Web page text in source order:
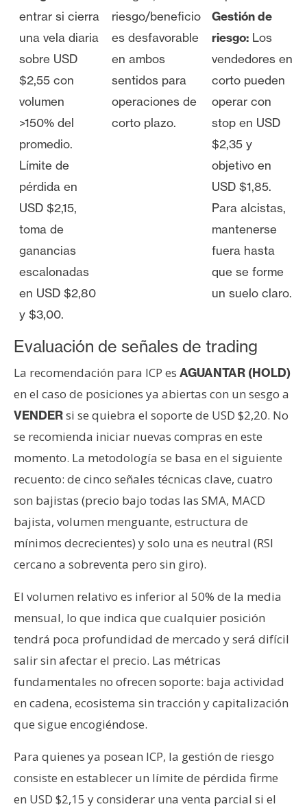
entrar si cierra
una vela diaria
sobre USD
$2,55 con
volumen
>150% del
promedio.
Límite de
pérdida en
USD $2,15,
toma de
ganancias
escalonadas
en USD $2,80
y $3,00.
riesgo/beneficio
es desfavorable
en ambos
sentidos para
operaciones de
corto plazo.
Gestión de
riesgo: Los
vendedores en
corto pueden
operar con
stop en USD
$2,35 y
objetivo en
USD $1,85.
Para alcistas,
mantenerse
fuera hasta
que se forme
un suelo claro.
Evaluación de señales de trading
La recomendación para ICP es AGUANTAR (HOLD)
en el caso de posiciones ya abiertas con un sesgo a
VENDERsi se quiebra el soporte de USD $2,20. No
se recomienda iniciar nuevas compras en este
momento. La metodología se basa en el siguiente
recuento: de cinco señales técnicas clave, cuatro
son bajistas (precio bajo todas las SMA, MACD
bajista, volumen menguante, estructura de
mínimos decrecientes) y solo una es neutral (RSI
cercano a sobreventa pero sin giro).
El volumen relativo es inferior al 50% de la media
mensual, lo que indica que cualquier posición
tendrá poca profundidad de mercado y será difícil
salir sin afectar el precio. Las métricas
fundamentales no ofrecen soporte: baja actividad
en cadena, ecosistema sin tracción y capitalización
que sigue encogiéndose.
Para quienes ya posean ICP, la gestión de riesgo
consiste en establecer un límite de pérdida firme
en USD $2,15 y considerar una venta parcial si el